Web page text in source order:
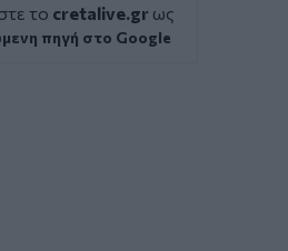
το cretalive.gr ως
πηγή στο Google